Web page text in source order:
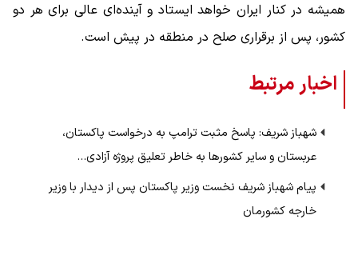
همیشه در کنار ایران خواهد ایستاد و آینده‌ای عالی برای هر دو
کشور، پس از برقراری صلح در منطقه در پیش است.
اخبار مرتبط
شهباز شریف: پاسخ مثبت ترامپ به درخواست پاکستان،
عربستان و سایر کشور‌ها به خاطر تعلیق پروژه آزادی…
پیام شهباز شریف نخست وزیر پاکستان پس از دیدار با وزیر
خارجه کشورمان